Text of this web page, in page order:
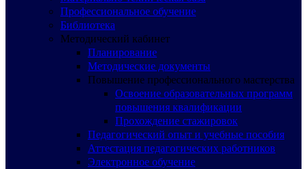
Профессиональное обучение
Библиотека
Методический кабинет
Планирование
Методические документы
Повышение профессионального мастерства
Освоение образовательных программ
повышения квалификации
Прохождение стажировок
Педагогический опыт и учебные пособия
Аттестация педагогических работников
Электронное обучение